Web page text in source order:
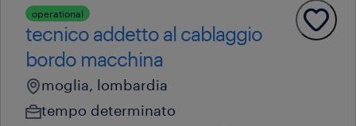
operational
tecnico addetto al cablaggio
bordo macchina
moglia, lombardia
tempo determinato